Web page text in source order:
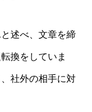
述べ、文章を締
換をしていま
社外の相手に対